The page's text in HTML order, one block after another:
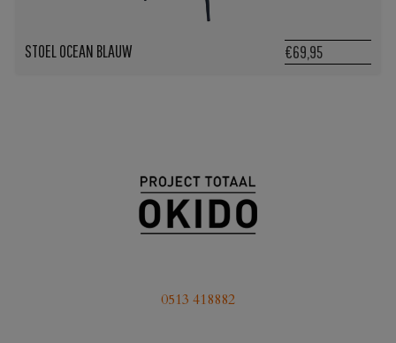
STOEL OCEAN BLAUW €69,95
0513 418882